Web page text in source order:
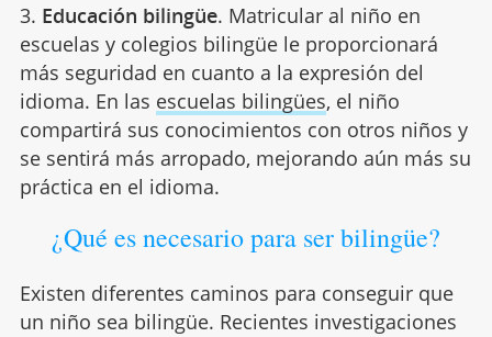
3. Educación bilingüe. Matricular al niño en
escuelas y colegios bilingüe le proporcionará
más seguridad en cuanto a la expresión del
idioma. En las escuelas bilingües, el niño
compartirá sus conocimientos con otros niños y
se sentirá más arropado, mejorando aún más su
práctica en el idioma.
¿Qué es necesario para ser bilingüe?
Existen diferentes caminos para conseguir que
un niño sea bilingüe. Recientes investigaciones